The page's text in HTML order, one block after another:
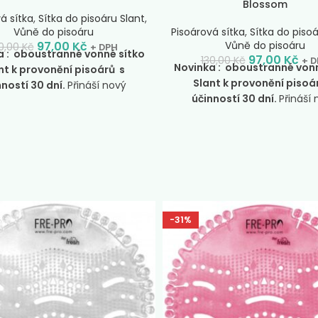
sítka, Sítka do pisoáru Slant,
Vůně do pisoáru
Kč 97,00 Kč + DPH
: oboustranné vonné sítko
k provonění pisoárů s
30 dní.Přináší nový
tvořeném tóny kumarinu a
cukru. Ovocné a květinové
pocity harmonie. Velmi
vůně vhodná pro každý
Typ: ovocná. Intensita:
–Vůně FREPRO Mango
Blossom
Pisoárová sítka, Sítka do
Vůně do pisoáru
130,00Kč 97,00 Kč +
Novinka : oboustranné
Slant k provonění
účinností 30 dní. Přináší
tvořeným květy fialek,
nektarinek a melounů.
pak tvoří přírodní tóny
dřeva, hedvábí a pižma.
pocity jistoty a podporuje
přístup k životu, jedinečnost
činí nepřehlédnutelnou.
-31%